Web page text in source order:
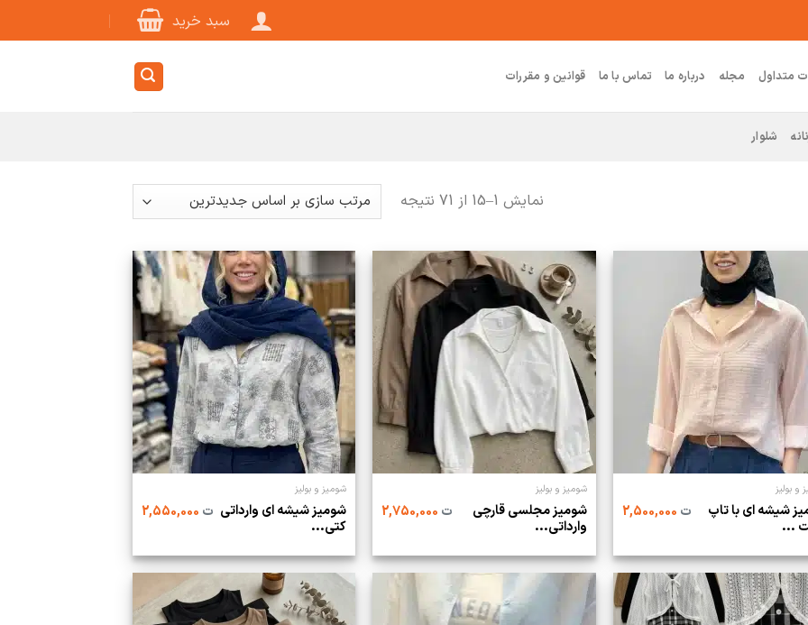
سبد خرید
متداول مجله درباره ما تماس با ما قوانین و مقررات
شلوار
نمایش 1–15 از 71 نتیجه
Sorted
latest
و بولیز
شیشه ای با تاپ
...
ت
شومیز و بولیز
شومیز مجلسی قارچی
وارداتی...
ت
شومیز و بولیز
شومیز شیشه ای وارداتی
کتی...
ت